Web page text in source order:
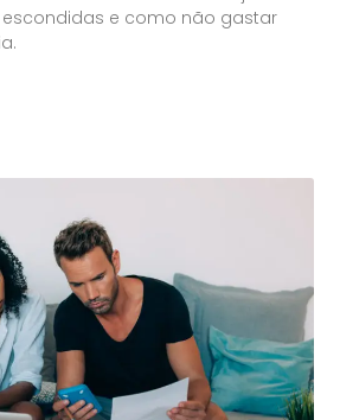
escondidas e como não gastar